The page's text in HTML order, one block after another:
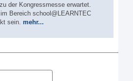
der Kongressmesse erwartet.
Bereich school@LEARNTEC
sein. mehr...